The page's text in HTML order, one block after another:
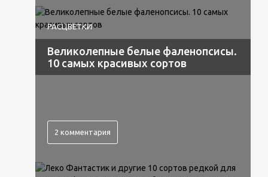
РАСЦВЕТКИ
Великолепные белые фаленопсисы.
10 самых красивых сортов
2 комментария